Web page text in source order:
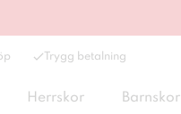
Trygg betalning
Herrskor Barnskor